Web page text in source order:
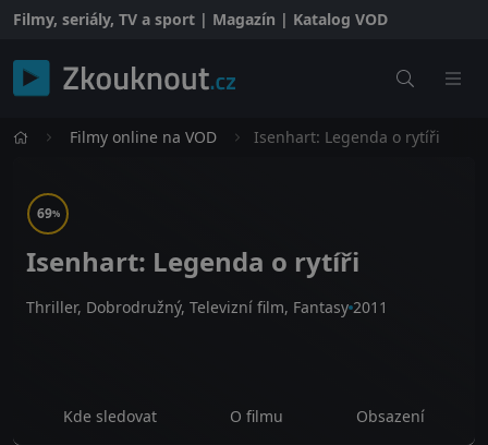
Filmy, seriály, TV a sport | Magazín | Katalog VOD
Filmy online na VOD Isenhart: Legenda o rytíři
69%
Isenhart: Legenda o rytíři
Thriller, Dobrodružný, Televizní film, Fantasy 2011
Kde sledovat O filmu Obsazení